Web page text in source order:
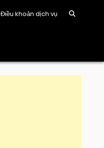
Điều khoản dịch vụ